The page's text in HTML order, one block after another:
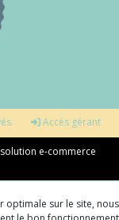
Accès gérant
e-commerce
optimale sur le site, nous